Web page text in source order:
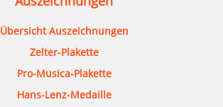
Übersicht Auszeichnungen
Zelter-Plakette
Pro-Musica-Plakette
Hans-Lenz-Medaille